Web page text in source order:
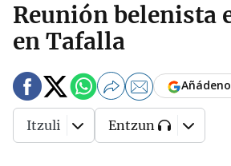
Reunión belenista
en Tafalla
Itzuli Entzun